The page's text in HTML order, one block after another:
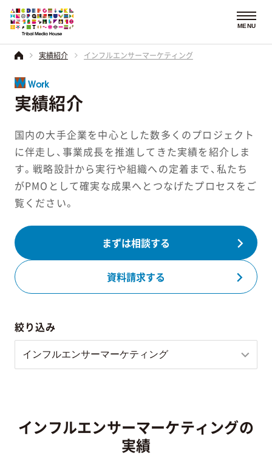
MENU
実績紹介 インフルエンサーマーケティング
Work
実績紹介
国内の大手企業を中心とした数多くのプロジェクト
に伴走し、事業成長を推進してきた実績を紹介しま
す。戦略設計から実行や組織への定着まで、私たち
がPMOとして確実な成果へとつなげたプロセスをご
覧ください。
まずは相談する
資料請求する
インフルエンサーマーケティングの
実績
絞り込み